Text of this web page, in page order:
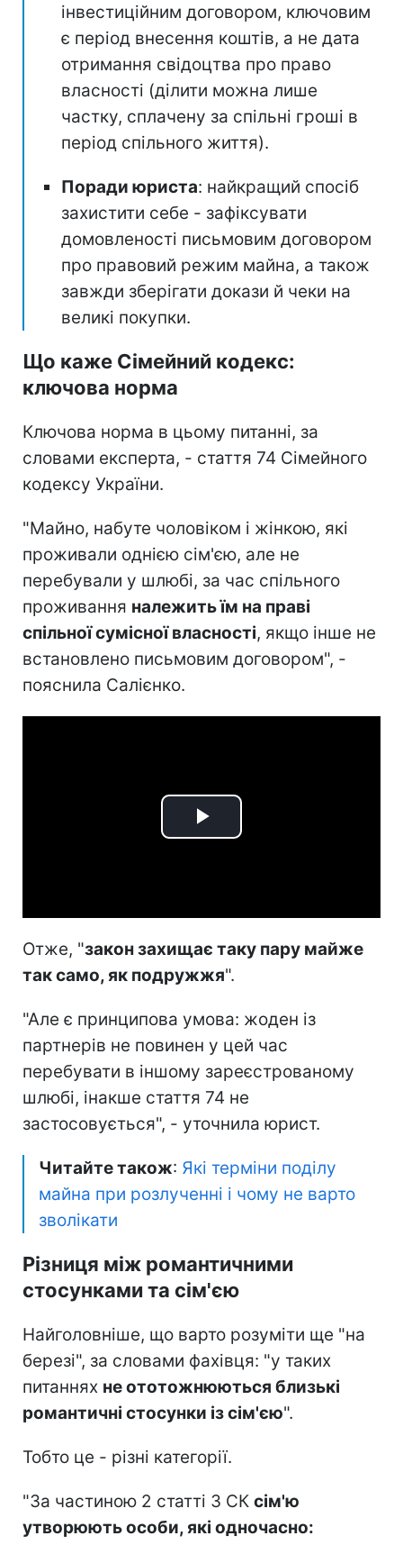
інвестиційним договором, ключовим
є період внесення коштів, а не дата
отримання свідоцтва про право
власності (ділити можна лише
частку, сплачену за спільні гроші в
період спільного життя).
Поради юриста: найкращий спосіб
захистити себе - зафіксувати
домовленості письмовим договором
про правовий режим майна, а також
завжди зберігати докази й чеки на
великі покупки.
Що каже Сімейний кодекс:
ключова норма
Ключова норма в цьому питанні, за
словами експерта, - стаття 74 Сімейного
кодексу України.
"Майно, набуте чоловіком і жінкою, які
проживали однією сім'єю, але не
перебували у шлюбі, за час спільного
проживання належить їм на праві
спільної сумісної власності, якщо інше не
встановлено письмовим договором", -
пояснила Салієнко.
Play
Отже, "закон захищає таку пару майже
так само, як подружжя".
"Але є принципова умова: жоден із
партнерів не повинен у цей час
перебувати в іншому зареєстрованому
шлюбі, інакше стаття 74 не
застосовується", - уточнила юрист.
Читайте також: Які терміни поділу
майна при розлученні і чому не варто
зволікати
Різниця між романтичними
стосунками та сім'єю
Найголовніше, що варто розуміти ще "на
березі", за словами фахівця: "у таких
питаннях не ототожнюються близькі
романтичні стосунки із сім'єю".
Тобто це - різні категорії.
"За частиною 2 статті 3 СК сім'ю
утворюють особи, які одночасно: